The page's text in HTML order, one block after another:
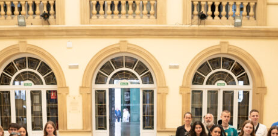
Diputación
de